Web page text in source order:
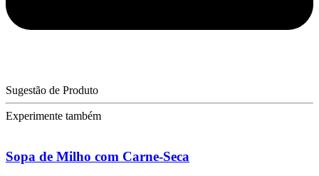
Sugestão de Produto
Experimente também
Sopa de Milho com Carne-Seca